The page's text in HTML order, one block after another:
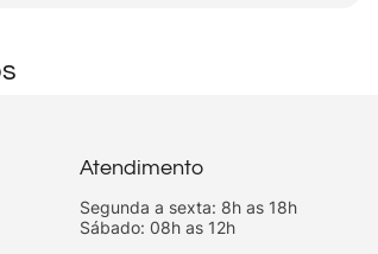
Atendimento
Segunda a sexta: 8h as 18h
Sábado: 08h as 12h